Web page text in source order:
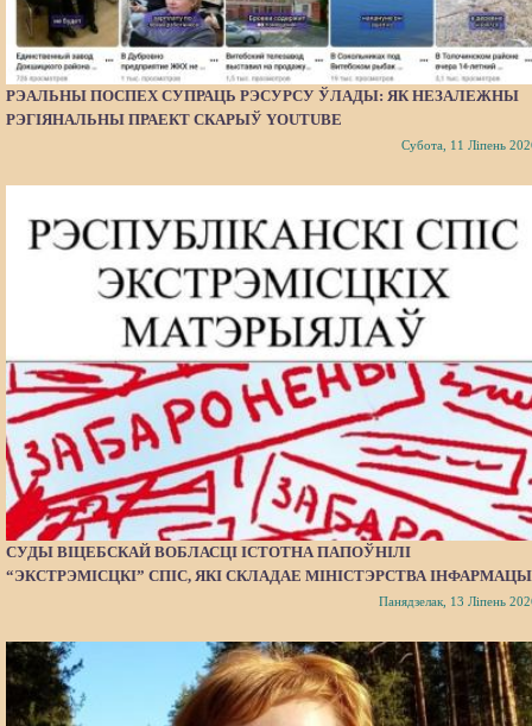
РЭАЛЬНЫ ПОСПЕХ СУПРАЦЬ РЭСУРСУ ЎЛАДЫ: ЯК НЕЗАЛЕЖНЫ
РЭГІЯНАЛЬНЫ ПРАЕКТ СКАРЫЎ YOUTUBE
Субота, 11 Ліпень
СУДЫ ВІЦЕБСКАЙ ВОБЛАСЦІ ІСТОТНА ПАПОЎНІЛІ
“ЭКСТРЭМІСЦКІ” СПІС, ЯКІ СКЛАДАЕ МІНІСТЭРСТВА
Панядзелак, 13 Ліпень